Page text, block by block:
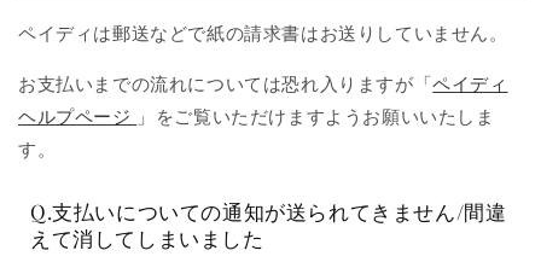
ペイディは郵送などで紙の請求書はお送りしていません。
お支払いまでの流れについては恐れ入りますが「ペイディ
ヘルプページ 」をご覧いただけますようお願いいたしま
す。
Q.支払いについての通知が送られてきません/間違
えて消してしまいました